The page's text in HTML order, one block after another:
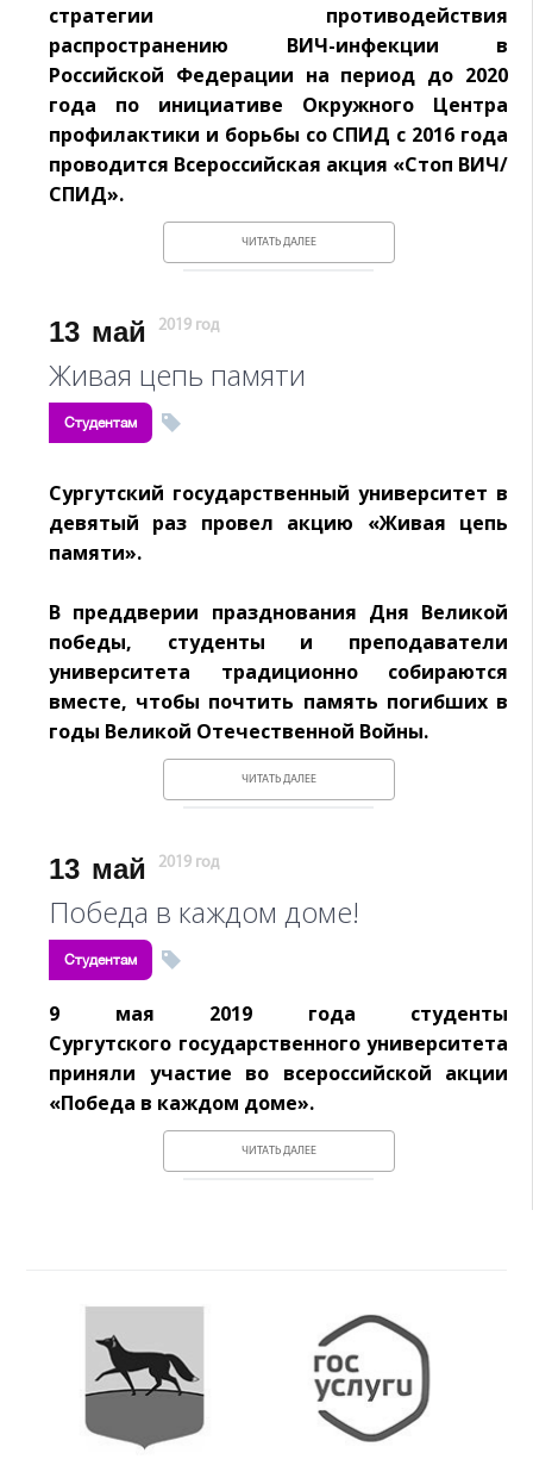
стратегии противодействия
распространению ВИЧ-инфекции в
Российской Федерации на период до 2020
года по инициативе Окружного Центра
профилактики и борьбы со СПИД с 2016 года
проводится Всероссийская акция «Стоп ВИЧ/
СПИД».
ЧИТАТЬ ДАЛЕЕ
13 май 2019 год
Живая цепь памяти
Студентам
Сургутский государственный университет в
девятый раз провел акцию «Живая цепь
памяти».
В преддверии празднования Дня Великой
победы, студенты и преподаватели
университета традиционно собираются
вместе, чтобы почтить память погибших в
годы Великой Отечественной Войны.
ЧИТАТЬ ДАЛЕЕ
13 май 2019 год
Победа в каждом доме!
Студентам
9 мая 2019 года студенты
Сургутского государственного университета
приняли участие во всероссийской акции
«Победа в каждом доме».
ЧИТАТЬ ДАЛЕЕ